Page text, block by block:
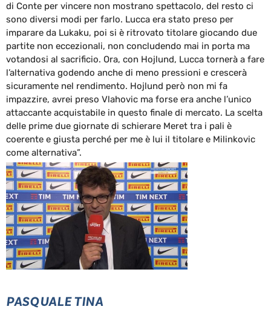
di Conte per vincere non mostrano spettacolo, del resto ci
sono diversi modi per farlo. Lucca era stato preso per
imparare da Lukaku, poi si è ritrovato titolare giocando due
partite non eccezionali, non concludendo mai in porta ma
votandosi al sacrificio. Ora, con Hojlund, Lucca tornerà a fare
l’alternativa godendo anche di meno pressioni e crescerà
sicuramente nel rendimento. Hojlund però non mi fa
impazzire, avrei preso Vlahovic ma forse era anche l’unico
attaccante acquistabile in questo finale di mercato. La scelta
delle prime due giornate di schierare Meret tra i pali è
coerente e giusta perché per me è lui il titolare e Milinkovic
come alternativa”.
PASQUALE TINA